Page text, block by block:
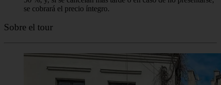
se cobrará el precio íntegro.
Sobre el tour